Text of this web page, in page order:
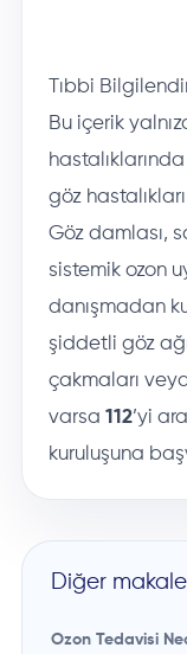
Tıbbi
Bu içerik
göz
Göz damlası,
sistemik ozon
danışmadan
şiddetli göz
çakmaları
varsa 112’yi
kuruluşuna
Diğer
Ozon Tedavisi